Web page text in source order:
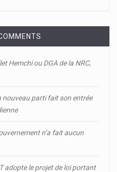
Hemchi ou DGA de la NRC,
nouveau parti fait son entrée
n’a fait aucun
adopte le projet de loi portant